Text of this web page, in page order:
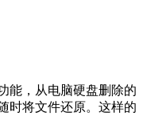
能，从电脑硬盘删除的
时将文件还原。这样的